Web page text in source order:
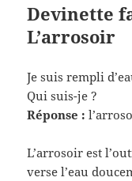
Devinette
L’arrosoir
Je suis rempli
Qui suis-je ?
Réponse :
L’arrosoir est
verse l’eau